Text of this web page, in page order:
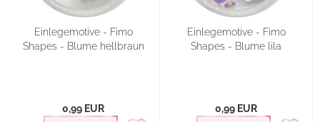
Einlegemotive - Fimo
Shapes - Blume hellbraun
0,99 EUR
Einlegemotive - Fimo
Shapes - Blume lila
0,99 EUR